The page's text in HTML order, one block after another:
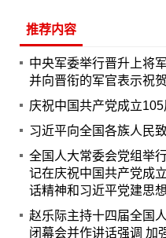
推荐内容
中央军委举行晋升上将
并向晋衔的军官表示祝贺
庆祝中国共产党成立
习近平向全国各族人民
全国人大常委会党组举
记在庆祝中国共产党成
话精神和习近平党建思
赵乐际主持十四届全国
闭幕会并作讲话强调 加